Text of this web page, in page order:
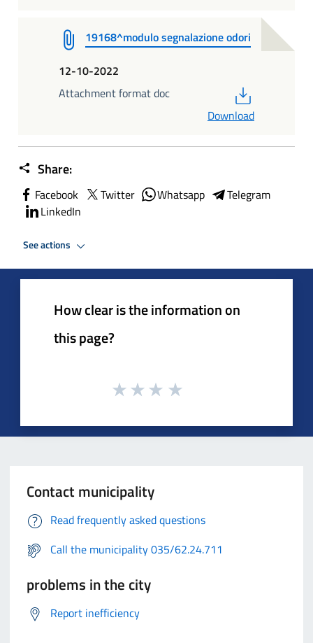
19168^modulo segnalazione odori
12-10-2022
Attachment format doc
Download
Share:
Facebook Twitter Whatsapp
Telegram
LinkedIn
See actions
How clear is the information on
this page?
Contact municipality
Read frequently asked questions
Call the municipality 035/62.24.711
problems in the city
Report inefficiency